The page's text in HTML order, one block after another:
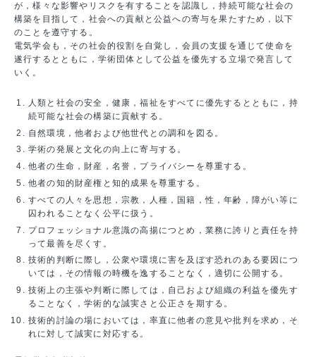
が，様々な影響やリスクを有することを認識し，持続可能な社会の
構築を目指して，社会への貢献と公益への寄与を果たすため，以下
のことを遵守する。
電気学会も，その社会的役割を自覚し，会員の支援を通じて使命を
遂行するとともに，学術団体として公益を優先する立場で発言して
いく。
人類と社会の安全，健康，福祉をすべてに優先するとともに，持
続可能な社会の構築に貢献する。
自然環境，他者および他世代との調和を図る。
学術の発展と文化の向上に寄与する。
他者の生命，財産，名誉，プライバシーを尊重する。
他者の知的財産権と知的成果を尊重する。
すべての人々を思想，宗教，人種，国籍，性，年齢，障がい等に
囚われることなく公平に扱う。
プロフェッショナル意識の高揚につとめ，業務に誇りと責任を持
って最善を尽くす。
技術的判断に際し，公衆や環境に害を及ぼす恐れのある要因につ
いては，その情報の時機を逸することなく，適切に公開する。
技術上の主張や判断に際しては，自己および組織の利益を優先す
ることなく，学術的な誠実さと公正さを期する。
技術的討論の場においては，率直に他者の意見や批判を求め，そ
れに対して誠実に対応する。